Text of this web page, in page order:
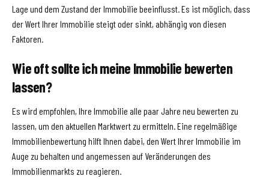
Lage und dem Zustand der Immobilie beeinflusst. Es ist möglich, dass
der Wert Ihrer Immobilie steigt oder sinkt, abhängig von diesen
Faktoren.
Wie oft sollte ich meine Immobilie bewerten
lassen?
Es wird empfohlen, Ihre Immobilie alle paar Jahre neu bewerten zu
lassen, um den aktuellen Marktwert zu ermitteln. Eine regelmäßige
Immobilienbewertung hilft Ihnen dabei, den Wert Ihrer Immobilie im
Auge zu behalten und angemessen auf Veränderungen des
Immobilienmarkts zu reagieren.